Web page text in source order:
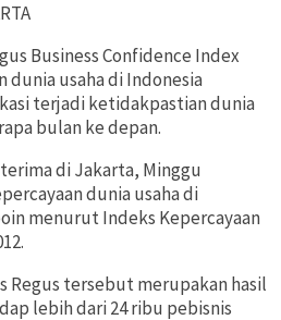
Business Confidence Index
dunia usaha di Indonesia
terjadi ketidakpastian dunia
bulan ke depan.
di Jakarta, Minggu
dunia usaha di
menurut Indeks Kepercayaan
Regus tersebut merupakan hasil
lebih dari 24 ribu pebisnis